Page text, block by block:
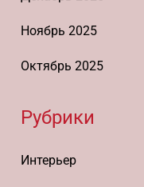
Ноябрь 2025
Октябрь 2025
Рубрики
Интерьер